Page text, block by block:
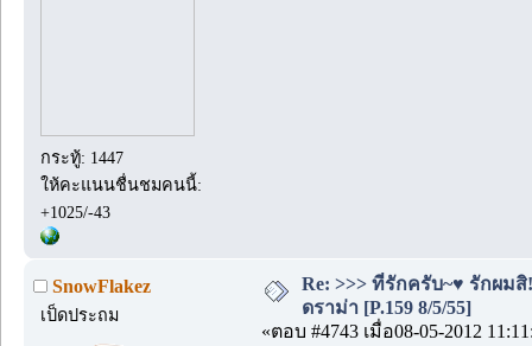
กระทู้: 1447
ให้คะแนนชื่นชมคนนี้:
+1025/-43
SnowFlakez
เป็ดประถม
Re: >>> ที่รักครับ~♥ รักผม
ดราม่า [P.159 8/5/55]
«ตอบ #4743 เมื่อ08-05-2012